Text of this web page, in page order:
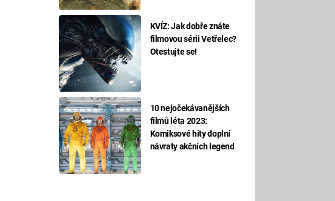
KVÍZ: Jak dobře znáte
filmovou sérii Vetřelec?
Otestujte se!
10 nejočekávanějších
filmů léta 2023:
Komiksové hity doplní
návraty akčních legend